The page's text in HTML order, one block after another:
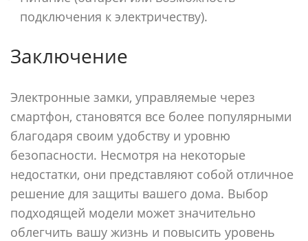
подключения к электричеству).
Заключение
Электронные замки, управляемые через
смартфон, становятся все более популярными
благодаря своим удобству и уровню
безопасности. Несмотря на некоторые
недостатки, они представляют собой отличное
решение для защиты вашего дома. Выбор
подходящей модели может значительно
облегчить вашу жизнь и повысить уровень